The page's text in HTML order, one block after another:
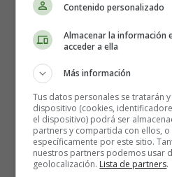
Recursos
ambiente -
sobre los
Contenido personalizado
Almacenar la información
acceder a ella
Más información
Tus datos personales se tratarán
dispositivo (cookies,
el dispositivo) podrá ser
partners y compartida con ellos, o
específicamente por este sitio.
nuestros partners podemos usar
geolocalización. Lista de partners.